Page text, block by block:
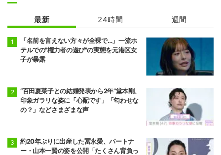
最新 24時間 週間
「名前を言えない方々が全裸で…」一流ホ
テルでの"権力者の遊び"の実態を元港区女
子が暴露
“百田夏菜子との結婚発表から2年”堂本剛、
印象ガラリな姿に「心配です」「匂わせな
の？」などさまざまな声
約20年ぶりに出産した冨永愛、パートナ
ー・山本一賢の姿を公開「たくさん背負っ